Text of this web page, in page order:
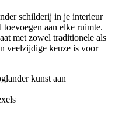
schilderij in je interieur
aan elke ruimte.
met zowel traditionele als
veelzijdige keuze is voor